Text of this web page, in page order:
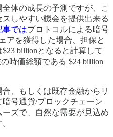
体の成長の予測ですが、こ
しやすい機会を提供出来る
事ではプロトコルによる暗号
アを獲得した場合、担保と
billionとなると計算して
時価総額である $24 billion
、もしくは既存金融からリ
号通貨/ブロックチェーン
ズで、自然な需要が見込め